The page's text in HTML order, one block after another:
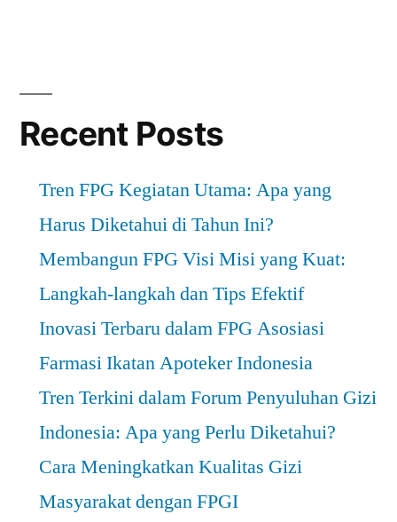
Recent Posts
Tren FPG Kegiatan Utama: Apa yang
Harus Diketahui di Tahun Ini?
Membangun FPG Visi Misi yang Kuat:
Langkah-langkah dan Tips Efektif
Inovasi Terbaru dalam FPG Asosiasi
Farmasi Ikatan Apoteker Indonesia
Tren Terkini dalam Forum Penyuluhan Gizi
Indonesia: Apa yang Perlu Diketahui?
Cara Meningkatkan Kualitas Gizi
Masyarakat dengan FPGI